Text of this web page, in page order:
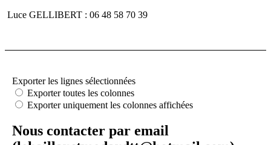
Luce GELLIBERT : 06 48 58 70 39